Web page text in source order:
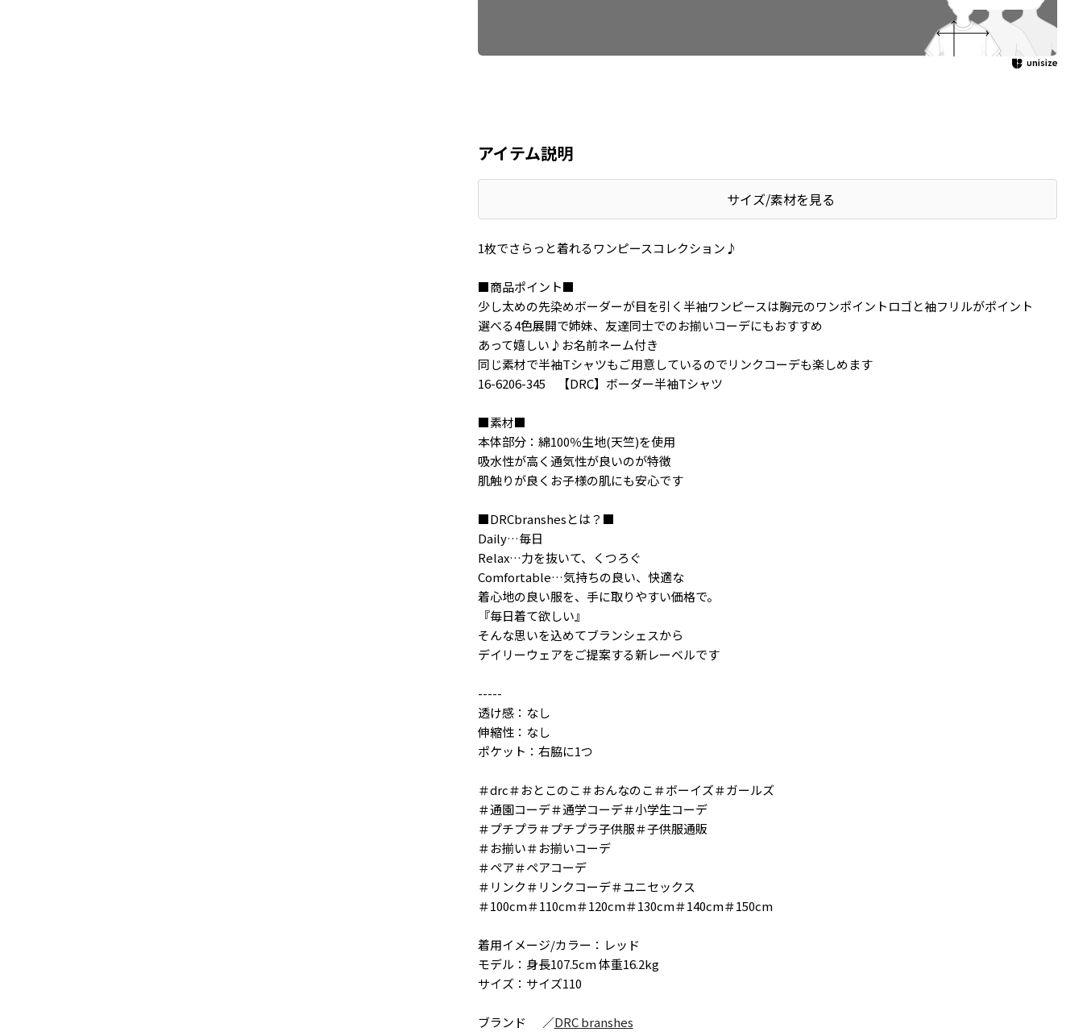
アイテム説明
サイズ/素材を見る
1枚でさらっと着れるワンピースコレクション♪
■商品ポイント■
少し太めの先染めボーダーが目を引く半袖ワンピースは胸元のワンポイントロゴと袖フリルがポイント
選べる4色展開で姉妹、友達同士でのお揃いコーデにもおすすめ
あって嬉しい♪お名前ネーム付き
同じ素材で半袖Tシャツもご用意しているのでリンクコーデも楽しめます
16-6206-345 【DRC】ボーダー半袖Tシャツ
■素材■
本体部分：綿100％生地(天竺)を使用
吸水性が高く通気性が良いのが特徴
肌触りが良くお子様の肌にも安心です
■DRCbranshesとは？■
Daily…毎日
Relax…力を抜いて、くつろぐ
Comfortable…気持ちの良い、快適な
着心地の良い服を、手に取りやすい価格で。
『毎日着て欲しい』
そんな思いを込めてブランシェスから
デイリーウェアをご提案する新レーベルです
-----
透け感：なし
伸縮性：なし
ポケット：右脇に1つ
＃drc＃おとこのこ＃おんなのこ＃ボーイズ＃ガールズ
＃通園コーデ＃通学コーデ＃小学生コーデ
＃プチプラ＃プチプラ子供服＃子供服通販
＃お揃い＃お揃いコーデ
＃ペア＃ペアコーデ
＃リンク＃リンクコーデ＃ユニセックス
＃100cm＃110cm＃120cm＃130cm＃140cm＃150cm
着用イメージ/カラー：レッド
モデル：身長107.5cm 体重16.2kg
サイズ：サイズ110
ブランド ／DRC branshes